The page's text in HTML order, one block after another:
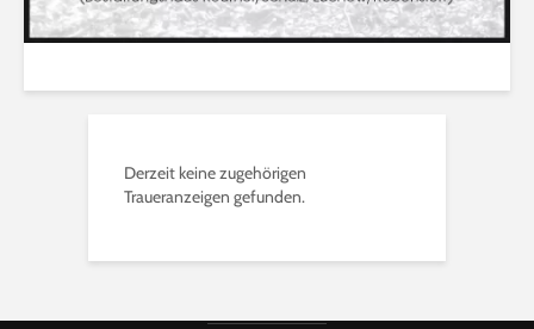
Derzeit keine zugehörigen
Traueranzeigen gefunden.